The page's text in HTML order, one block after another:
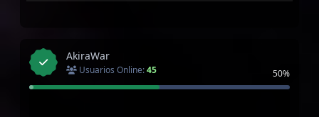
AkiraWar
Usuarios Online:45 50%